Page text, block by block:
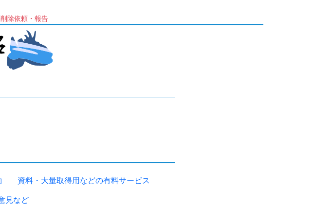
削除依頼・報告